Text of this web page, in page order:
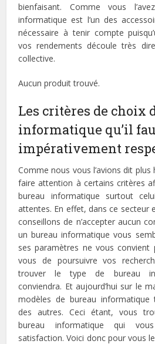
bienfaisant. Comme vous
informatique est l’un des
nécessaire à tenir compte
vos rendements découle très
collective.
Aucun produit trouvé.
Les critères de choix
informatique qu’il
impérativement
Comme nous vous l’avions dit
faire attention à certains critères
bureau informatique surtout
attentes. En effet, dans ce secteur
conseillons de n’accepter aucun
un bureau informatique vous
ses paramètres ne vous
vous de poursuivre vos
trouver le type de bureau
conviendra. Et aujourd’hui sur le
modèles de bureau
des autres. Ceci étant, vous
bureau informatique qui
satisfaction. Voici donc pour vous